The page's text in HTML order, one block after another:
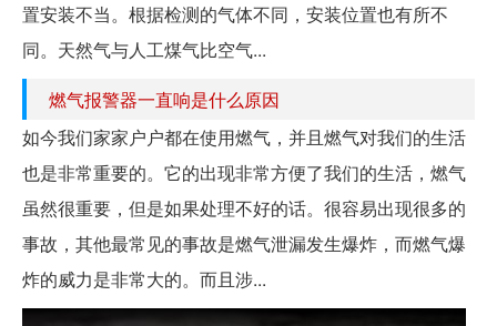
置安装不当。根据检测的气体不同，安装位置也有所不
同。天然气与人工煤气比空气...
燃气报警器一直响是什么原因
如今我们家家户户都在使用燃气，并且燃气对我们的生活
也是非常重要的。它的出现非常方便了我们的生活，燃气
虽然很重要，但是如果处理不好的话。很容易出现很多的
事故，其他最常见的事故是燃气泄漏发生爆炸，而燃气爆
炸的威力是非常大的。而且涉...